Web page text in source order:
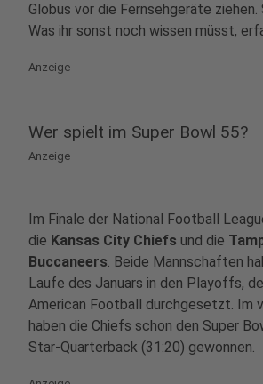
Globus vor die Fernsehgeräte ziehen.
Was ihr sonst noch wissen müsst,
Anzeige
Wer spielt im Super Bowl 55?
Anzeige
Im Finale der National Football
die Kansas City Chiefs und die
Buccaneers. Beide Mannschaften
Laufe des Januars in den Playoffs,
American Football durchgesetzt. Im
haben die Chiefs schon den Super
Star-Quarterback (31:20) gewonnen.